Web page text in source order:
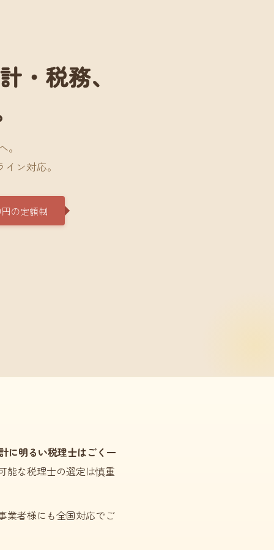
・税務、
。
ン対応。
の定額制
に明るい税理士はごく一
能な税理士の選定は慎重
業者様にも全国対応でご